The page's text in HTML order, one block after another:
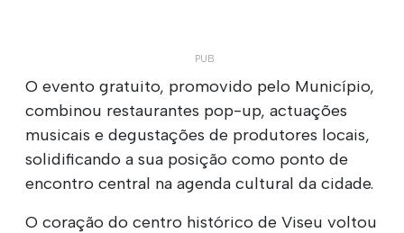
O evento gratuito, promovido pelo Município,
combinou restaurantes pop-up, actuações
musicais e degustações de produtores locais,
solidificando a sua posição como ponto de
encontro central na agenda cultural da cidade.
O coração do centro histórico de Viseu voltou